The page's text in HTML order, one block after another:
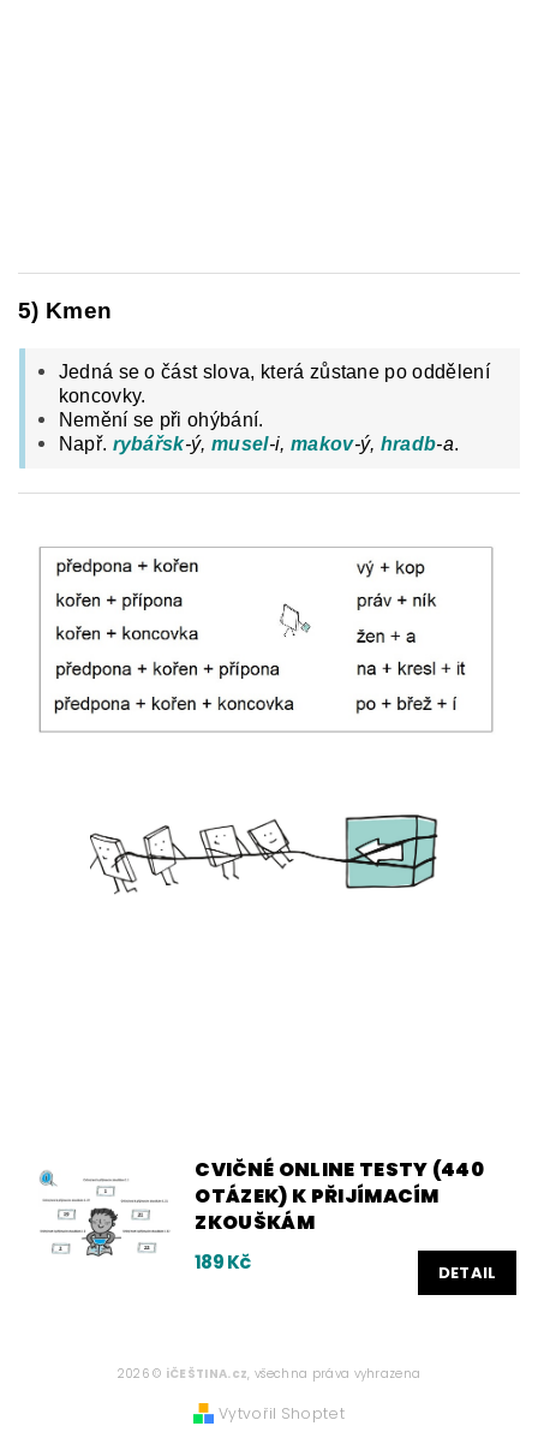
5) Kmen
Jedná se o část slova, která zůstane po oddělení
koncovky.
Nemění se při ohýbání.
Např. rybářsk-ý,musel-i, makov-ý, hradb-a.
CVIČNÉ ONLINE TESTY (440
OTÁZEK) K PŘIJÍMACÍM
ZKOUŠKÁM
189 Kč DETAIL
2026 © iČEŠTINA.cz, všechna práva vyhrazena
Vytvořil Shoptet